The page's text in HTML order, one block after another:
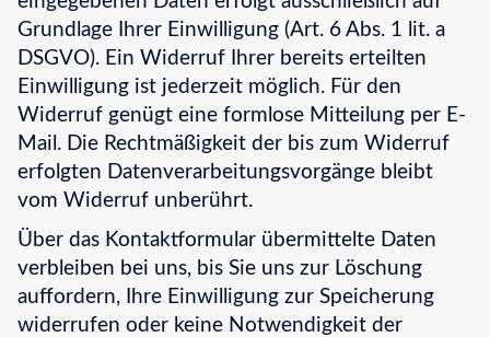
Grundlage Ihrer Einwilligung (Art. 6 Abs. 1 lit. a
DSGVO). Ein Widerruf Ihrer bereits erteilten
Einwilligung ist jederzeit möglich. Für den
Widerruf genügt eine formlose Mitteilung per E-
Mail. Die Rechtmäßigkeit der bis zum Widerruf
erfolgten Datenverarbeitungsvorgänge bleibt
vom Widerruf unberührt.
Über das Kontaktformular übermittelte Daten
verbleiben bei uns, bis Sie uns zur Löschung
auffordern, Ihre Einwilligung zur Speicherung
widerrufen oder keine Notwendigkeit der